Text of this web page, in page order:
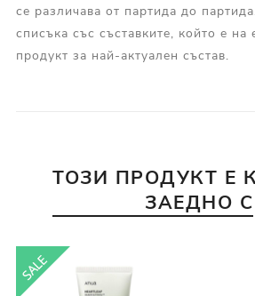
се различава от партида до
списъка със съставките, който е на
продукт за най-актуален състав.
ТОЗИ ПРОДУКТ Е
ЗАЕДНО С